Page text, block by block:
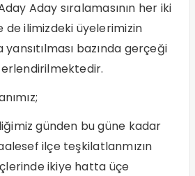
Aday sıralamasının her iki
de ilimizdeki üyelerimizin
bazında gerçeği
günden bu güne kadar
ilçe teşkilatlanmızın
ikiye hatta üçe